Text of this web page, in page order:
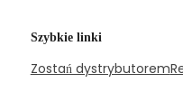
Szybkie linki
Zostań dystrybutorem